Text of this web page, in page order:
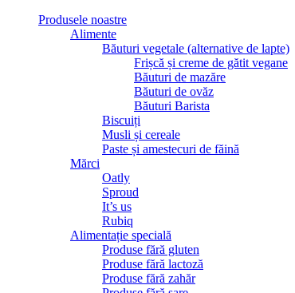
Produsele noastre
Alimente
Băuturi vegetale (alternative de lapte)
Frișcă și creme de gătit vegane
Băuturi de mazăre
Băuturi de ovăz
Băuturi Barista
Biscuiți
Musli și cereale
Paste și amestecuri de făină
Mărci
Oatly
Sproud
It’s us
Rubiq
Alimentație specială
Produse fără gluten
Produse fără lactoză
Produse fără zahăr